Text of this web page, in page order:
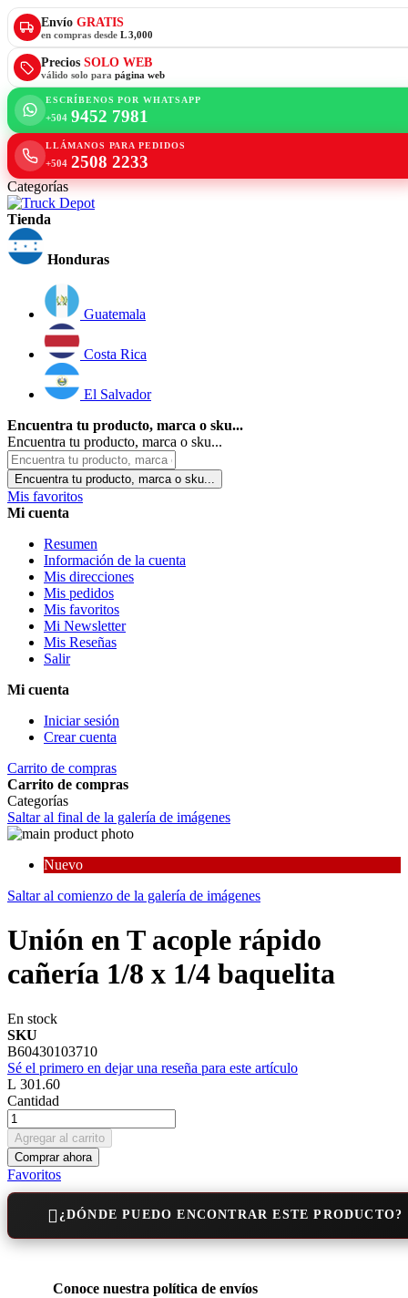
Envío GRATIS
en compras desde L 3,000
Precios SOLO WEB
válido solo para página web
ESCRÍBENOS POR WHATSAPP
+504 9452 7981
LLÁMANOS PARA PEDIDOS
+504 2508 2233
Categorías
Tienda
Honduras
Guatemala
Costa Rica
El Salvador
Encuentra tu producto, marca o sku...
Encuentra tu producto, marca o sku...
Encuentra tu producto, marca o sku...
Mis favoritos
Mi cuenta
Resumen
Información de la cuenta
Mis direcciones
Mis pedidos
Mis favoritos
Mi Newsletter
Mis Reseñas
Salir
Mi cuenta
Iniciar sesión
Crear cuenta
Carrito de compras
Carrito de compras
Categorías
Saltar al final de la galería de imágenes
Nuevo
Saltar al comienzo de la galería de imágenes
Unión en T acople rápido
cañería 1/8 x 1/4 baquelita
En stock
SKU
B60430103710
Sé el primero en dejar una reseña para este artículo
L 301.60
Cantidad
Agregar al carrito
Comprar ahora
Favoritos
¿DÓNDE PUEDO ENCONTRAR ESTE PRODUCTO?
Conoce nuestra política de envíos